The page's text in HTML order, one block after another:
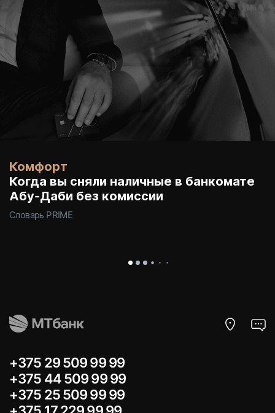
Комфорт
Когда вы сняли наличные в банкомате
Абу-Даби без комиссии
Словарь PRIME
+375 29 509 99 99
+375 44 509 99 99
+375 25 509 99 99